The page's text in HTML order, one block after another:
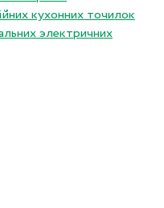
кухонних точилок
электричних